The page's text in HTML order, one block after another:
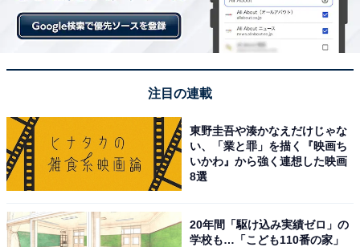
「自分だけのオリジナル海鮮丼をつくれる場所があ
ると聞いたことがあり、行ってみたいと思っている
から」（30代女性／大阪府）
「こちらで名物の『のっけ丼』を食べてみたいで
す」（50代男性／埼玉県）
「海鮮物の販売で、とても盛り上がっている印象が
注目の連載
東野圭吾や湊かなえだけじゃな
い、「業と罪」を描く『映画ち
いかわ』から強く連想した映画
8選
20年間「駆け込み実績ゼロ」の
学校も…「こども110番の家」